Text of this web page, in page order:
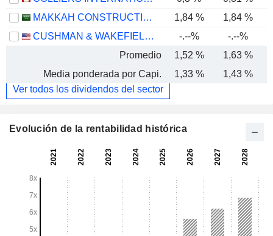
MAKKAH CONSTRUCTION AND DEVELOPMENT COMPANY
1,84 % 1,84 %
CUSHMAN & WAKEFIELD LIMITED
-.--% -.--%
Promedio
1,52 % 1,63 %
Media ponderada por Capi.
1,33 % 1,43 %
Ver todos los dividendos del sector
Evolución de la rentabilidad histórica